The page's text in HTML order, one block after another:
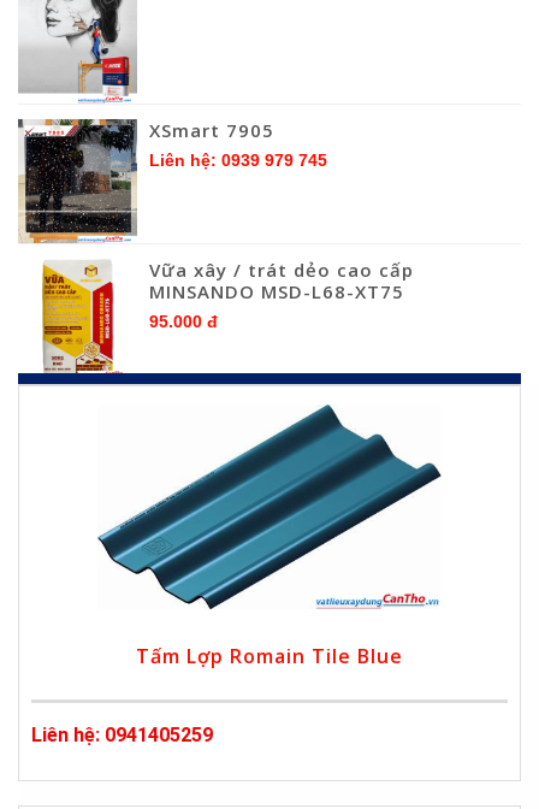
XSmart 7905
Liên hệ: 0939 979 745
Vữa xây / trát dẻo cao cấp
MINSANDO MSD-L68-XT75
95.000 đ
Tấm Lợp Romain Tile Blue
Liên hệ: 0941405259